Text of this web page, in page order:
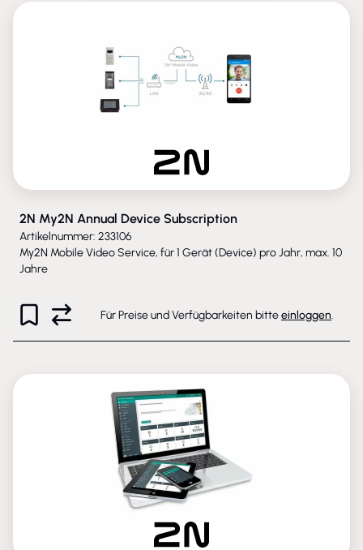
2N My2N Annual Device Subscription
Artikelnummer: 233106
My2N Mobile Video Service, für 1 Gerät (Device) pro Jahr, max. 10
Jahre
Für Preise und Verfügbarkeiten bitteeinloggen.